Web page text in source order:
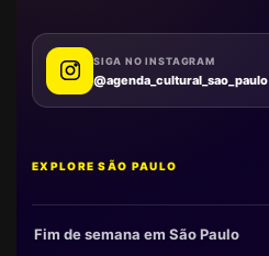
SIGA NO INSTAGRAM
@agenda_cultural_sao_paulo
EXPLORE SÃO PAULO
Fim de semana em São Paulo